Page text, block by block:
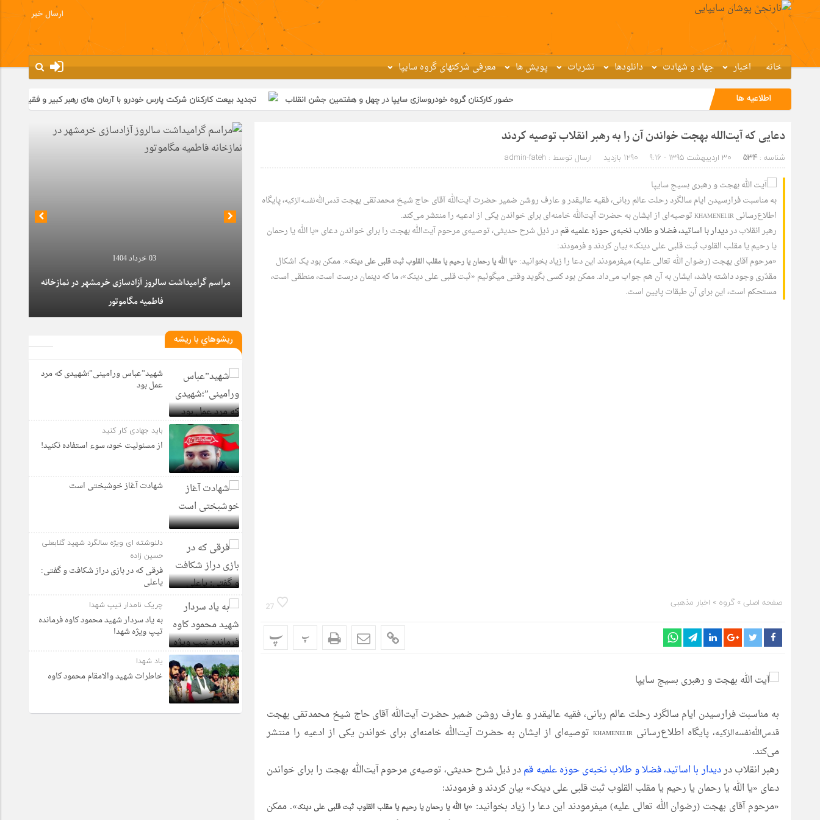
ارسال خبر
خانه اخبار جهاد و شهادت دانلودها نشریات پویش ها معرفی شرکتهای گروه سایپا
اطلاعیه ها حضور کارکنان گروه خودروسازی سایپا در چهل و هفتمین جشن انقلاب تجدید بیعت کارکنان شرکت پارس خودرو با آرمان های رهبر کبیر و فقید انقلاب اسلامی
دعایی که آیت‌الله بهجت خواندن آن را به رهبر انقلاب توصیه کردند
شناسه : 534 30 اردیبهشت 1395 - 9:16 ارسال توسط : admin-fateh
به مناسبت فرارسیدن ایام سالگرد رحلت عالم ربانی، فقیه عالیقدر و عارف روشن ضمیر حضرت آیت‌الله آقای حاج شیخ محمدتقی بهجتقدس‌الله‌نفسه‌الزکیه، پایگاه
اطلاع‌رسانی KHAMENEI.IR توصیه‌ای از ایشان به حضرت آیت‌الله خامنه‌ای برای خواندن یکی از ادعیه را منتشر می‌کند.
رهبر انقلاب دردیدار با اساتید، فضلا و طلاب نخبه‌ی حوزه علمیه قمدر ذیل شرح حدیثی، توصیه‌ی مرحوم آیت‌الله بهجت را برای خواندن دعای «یا الله یا رحمان
یا رحیم یا مقلب القلوب ثبت قلبی علی دینک» بیان کردند و فرمودند:
«مرحوم آقای بهجت (رضوان الله تعالی علیه) میفرمودند این دعا را زیاد بخوانید: «یا الله یا رحمان یا رحیم یا مقلب القلوب ثبت قلبی علی دینک». ممکن بود یک اشکال
مقدّری وجود داشته باشد، ایشان به آن هم جواب می‌داد. ممکن بود کسی بگوید وقتی میگوئیم «ثبت قلبی علی دینک»، ما که دینمان درست است، منطقی است،
مستحکم است، این برای آن طبقات پایین است.
صفحه اصلی » گروه » اخبار مذهبی 27
پ پ
به مناسبت فرارسیدن ایام سالگرد رحلت عالم ربانی، فقیه عالیقدر و عارف روشن ضمیر حضرت آیت‌الله آقای حاج شیخ محمدتقی بهجت
قدس‌الله‌نفسه‌الزکیه، پایگاه اطلاع‌رسانی KHAMENEI.IR توصیه‌ای از ایشان به حضرت آیت‌الله خامنه‌ای برای خواندن یکی از ادعیه را منتشر
می‌کند.
رهبر انقلاب دردیدار با اساتید، فضلا و طلاب نخبه‌ی حوزه علمیه قمدر ذیل شرح حدیثی، توصیه‌ی مرحوم آیت‌الله بهجت را برای خواندن
دعای «یا الله یا رحمان یا رحیم یا مقلب القلوب ثبت قلبی علی دینک» بیان کردند و فرمودند:
«مرحوم آقای بهجت (رضوان الله تعالی علیه) میفرمودند این دعا را زیاد بخوانید: «یا الله یا رحمان یا رحیم یا مقلب القلوب ثبت قلبی علی دینک». ممکن
03 خرداد 1404
مراسم گرامیداشت سالروز آزادسازی خرمشهر در نمازخانه
فاطمیه مگاموتور
ريشوهاي با ريشه
شهید”عباس ورامینی”؛شهیدی که مرد
عمل بود
باید جهادی کار کنید
از مسئولیت خود، سوء استفاده نکنید!
شهادت آغاز خوشبختی است
دلنوشته ای ویژه سالگرد شهید گلابعلی
حسین زاده
فرقی که در بازی دراز شکافت و گفتی:
یاعلی
چریک نامدار تیپ شهدا
به یاد سردار شهید محمود کاوه فرمانده
تیپ ویژه شهدا
یاد شهدا
خاطرات شهید والامقام محمود کاوه‌